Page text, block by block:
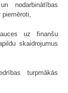
nodarbinātības
uz finanšu
skaidrojumus
turpmākās